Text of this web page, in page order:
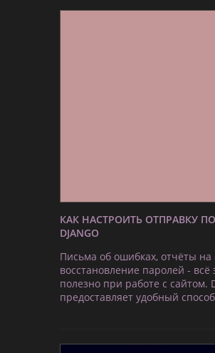
КАК НАСТРОИТЬ ОТПРАВКУ
DJANGO
Письма об ошибках, отчёты на
восстановление паролей - всё
полезно при работе с сайтом.
предоставляет удобный